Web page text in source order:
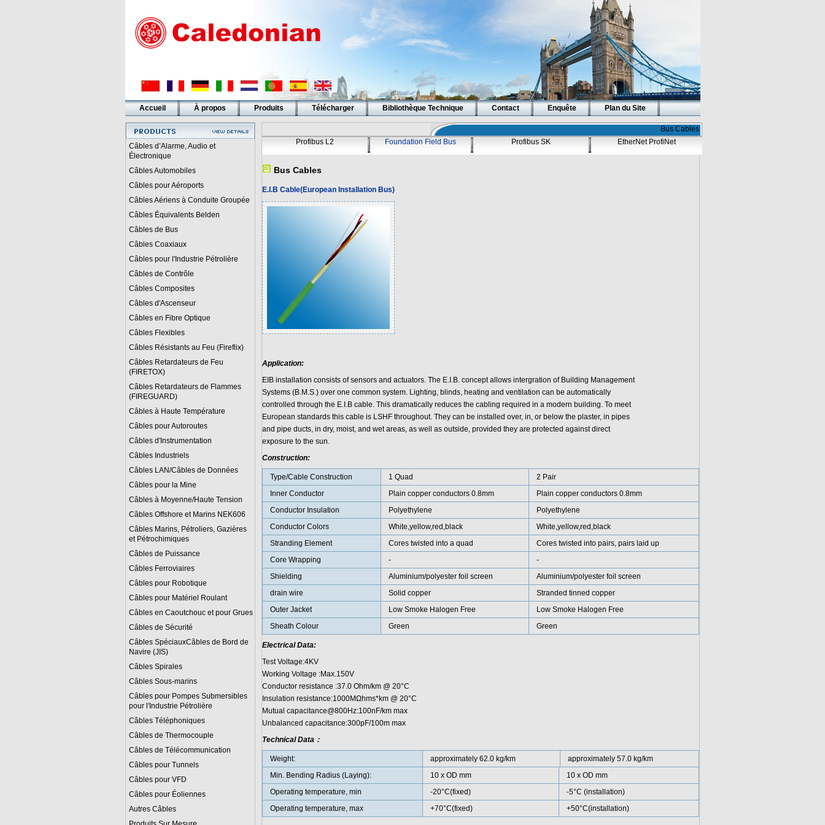
Accueil À propos Produits Télécharger Bibliothèque Technique Contact Enquête
Plan du Site
Liens
Câbles d’Alarme, Audio et
Électronique
Câbles Automobiles
Câbles pour Aéroports
Câbles Aériens à Conduite Groupée
Câbles Équivalents Belden
Câbles de Bus
Câbles Coaxiaux
Câbles pour l'Industrie Pétrolière
Câbles de Contrôle
Câbles Composites
Câbles d'Ascenseur
Câbles en Fibre Optique
Câbles Flexibles
Câbles Résistants au Feu (Fireflix)
Câbles Retardateurs de Feu
(FIRETOX)
Câbles Retardateurs de Flammes
(FIREGUARD)
Câbles à Haute Température
Câbles pour Autoroutes
Câbles d'Instrumentation
Câbles Industriels
Câbles LAN/Câbles de Données
Câbles pour la Mine
Câbles à Moyenne/Haute Tension
Câbles Offshore et Marins NEK606
Câbles Marins, Pétroliers, Gazières
et Pétrochimiques
Câbles de Puissance
Câbles Ferroviaires
Câbles pour Robotique
Câbles pour Matériel Roulant
Câbles en Caoutchouc et pour Grues
Câbles de Sécurité
Câbles SpéciauxCâbles de Bord de
Navire (JIS)
Câbles Spirales
Câbles Sous-marins
Câbles pour Pompes Submersibles
pour l'Industrie Pétrolière
Câbles Téléphoniques
Câbles de Thermocouple
Câbles de Télécommunication
Câbles pour Tunnels
Câbles pour VFD
Câbles pour Éoliennes
Autres Câbles
Bus Cables
Profibus L2
Foundation Field Bus Profibus SK EtherNet ProfiNet
Bus Cables
E.I.B Cable(European Installation Bus)
Application:
EIB installation consists of sensors and actuators. The E.I.B. concept allows intergration of Building Management
Systems (B.M.S.) over one common system. Lighting, blinds, heating and ventilation can be automatically
controlled through the E.I.B cable. This dramatically reduces the cabling required in a modern building. To meet
European standards this cable is LSHF throughout. They can be installed over, in, or below the plaster, in pipes
and pipe ducts, in dry, moist, and wet areas, as well as outside, provided they are protected against direct
exposure to the sun.
Construction:
Type/Cable Construction 1 Quad
2 Pair
Inner Conductor
Plain copper conductors 0.8mm
Plain copper conductors 0.8mm
Conductor Insulation
Polyethylene
Polyethylene
Conductor Colors
White,yellow,red,black
White,yellow,red,black
Stranding Element
Cores twisted into a quad
Cores twisted into pairs, pairs laid up
Core Wrapping
-
-
Shielding
Aluminium/polyester foil screen
Aluminium/polyester foil screen
drain wire
Solid copper
Stranded tinned copper
Outer Jacket
Low Smoke Halogen Free
Low Smoke Halogen Free
Sheath Colour
Green Green
Electrical Data:
Test Voltage:4KV
Working Voltage :Max.150V
Conductor resistance :37.0 Ohm/km @ 20°C
Insulation resistance:1000MΩhms*km @ 20°C
Mutual capacitance@800Hz:100nF/km max
Unbalanced capacitance:300pF/100m max
Technical Data：
Weight: approximately 62.0 kg/km
approximately 57.0 kg/km
Min. Bending Radius (Laying):
10 x OD mm
10 x OD mm
Operating temperature, min
-20°C(fixed)
-5°C (installation)
Operating temperature, max
+70°C(fixed) +50°C(installation)